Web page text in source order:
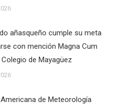
añasqueño cumple su meta
con mención Magna Cum
de Mayagüez
de Meteorología